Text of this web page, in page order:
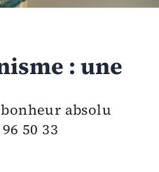
: une
absolu
50 33